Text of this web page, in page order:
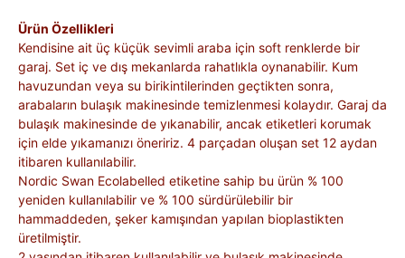
Ürün Özellikleri
Kendisine ait üç küçük sevimli araba için soft renklerde bir
garaj. Set iç ve dış mekanlarda rahatlıkla oynanabilir. Kum
havuzundan veya su birikintilerinden geçtikten sonra,
arabaların bulaşık makinesinde temizlenmesi kolaydır. Garaj da
bulaşık makinesinde de yıkanabilir, ancak etiketleri korumak
için elde yıkamanızı öneririz. 4 parçadan oluşan set 12 aydan
itibaren kullanılabilir.
Nordic Swan Ecolabelled etiketine sahip bu ürün % 100
yeniden kullanılabilir ve % 100 sürdürülebilir bir
hammaddeden, şeker kamışından yapılan bioplastikten
üretilmiştir.